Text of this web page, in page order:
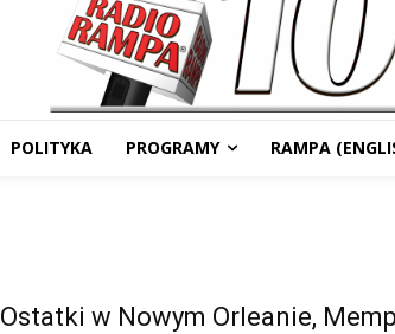
POLITYKA PROGRAMY RAMPA
Ostatki w Nowym Orleanie,